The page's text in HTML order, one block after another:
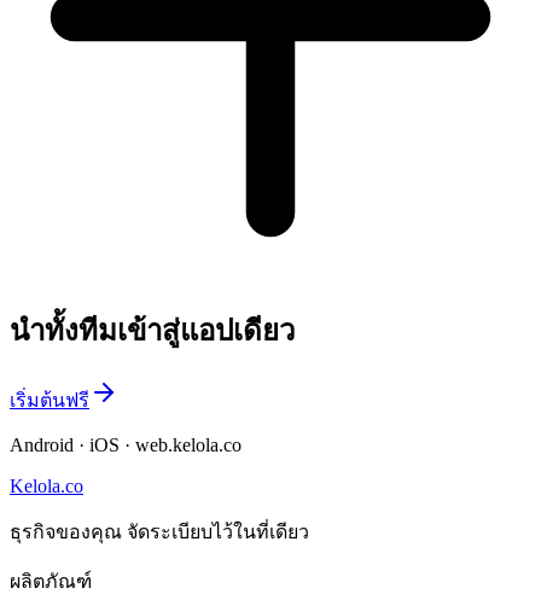
นำทั้งทีมเข้าสู่แอปเดียว
เริ่มต้นฟรี
Android · iOS · web.kelola.co
Kelola.co
ธุรกิจของคุณ จัดระเบียบไว้ในที่เดียว
ผลิตภัณฑ์